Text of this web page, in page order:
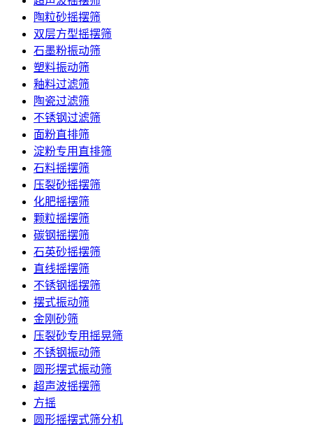
陶粒砂摇摆筛
双层方型摇摆筛
石墨粉振动筛
塑料振动筛
釉料过滤筛
陶瓷过滤筛
不锈钢过滤筛
面粉直排筛
淀粉专用直排筛
石料摇摆筛
压裂砂摇摆筛
化肥摇摆筛
颗粒摇摆筛
碳钢摇摆筛
石英砂摇摆筛
直线摇摆筛
不锈钢摇摆筛
摆式振动筛
金刚砂筛
压裂砂专用摇晃筛
不锈钢振动筛
圆形摆式振动筛
超声波摇摆筛
方摇
圆形摇摆式筛分机